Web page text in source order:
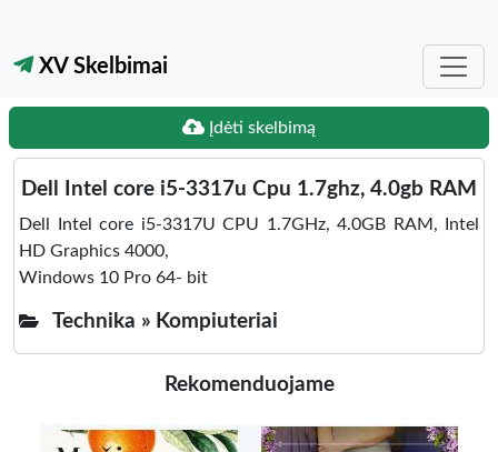
XV Skelbimai
Įdėti skelbimą
Dell Intel core i5-3317u Cpu 1.7ghz, 4.0gb RAM
Dell Intel core i5-3317U CPU 1.7GHz, 4.0GB RAM, Intel
HD Graphics 4000,
Windows 10 Pro 64- bit
Technika » Kompiuteriai
Rekomenduojame